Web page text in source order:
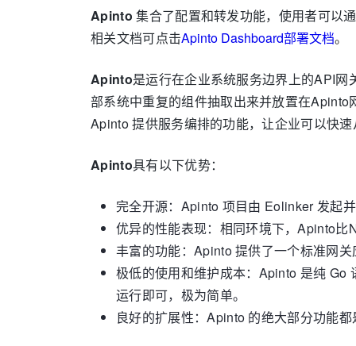
Apinto 集合了配置和转发功能，使用者可以
相关文档可点击Apinto Dashboard部署文档。
Apinto是运行在企业系统服务边界上的API
部系统中重复的组件抽取出来并放置在
Apinto 提供服务编排的功能，让企业可以快
Apinto具有以下优势：
完全开源：Apinto 项目由 Eolinker 发起
优异的性能表现：相同环境下，Apinto
丰富的功能：Apinto 提供了一个标准网
极低的使用和维护成本：Apinto 是纯 Go
运行即可，极为简单。
良好的扩展性：Apinto 的绝大部分功能